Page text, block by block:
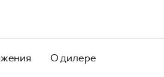
О дилере